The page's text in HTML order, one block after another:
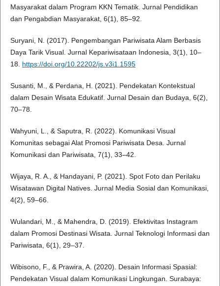
Masyarakat dalam Program KKN Tematik. Jurnal Pendidikan
dan Pengabdian Masyarakat, 6(1), 85–92.
Suryani, N. (2017). Pengembangan Pariwisata Alam Berbasis
Daya Tarik Visual. Jurnal Kepariwisataan Indonesia, 3(1), 10–
18. https://doi.org/10.22202/js.v3i1.1595
Susanti, M., & Perdana, H. (2021). Pendekatan Kontekstual
dalam Desain Wisata Edukatif. Jurnal Desain dan Budaya, 6(2),
70–78.
Wahyuni, L., & Saputra, R. (2022). Komunikasi Visual
Komunitas sebagai Alat Promosi Pariwisata Desa. Jurnal
Komunikasi dan Pariwisata, 7(1), 33–42.
Wijaya, R. A., & Handayani, P. (2021). Spot Foto dan Perilaku
Wisatawan Digital Natives. Jurnal Media Sosial dan Komunikasi,
4(2), 59–66.
Wulandari, M., & Mahendra, D. (2019). Efektivitas Instagram
dalam Promosi Destinasi Wisata. Jurnal Teknologi Informasi dan
Pariwisata, 6(1), 29–37.
Wibisono, F., & Prawira, A. (2020). Desain Informasi Spasial:
Pendekatan Visual dalam Komunikasi Lingkungan. Surabaya: